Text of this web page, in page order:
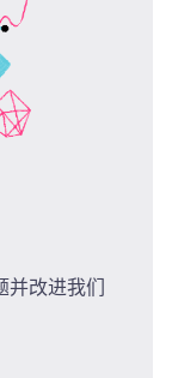
改进我们